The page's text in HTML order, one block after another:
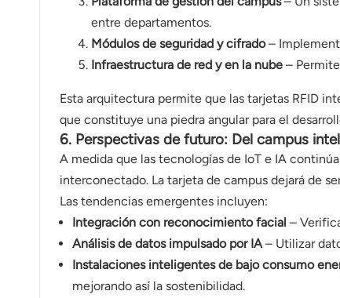
entre departamentos.
Módulos de seguridad y cifrado–
Infraestructura de red y en la nube– Permite
Esta arquitectura permite que las tarjetas RFID
que constituye una piedra angular para el
6. Perspectivas de futuro: Del campus
A medida que las tecnologías de IoT e IA
interconectado. La tarjeta de campus dejará de
Las tendencias emergentes incluyen:
Integración con reconocimiento facial –
Análisis de datos impulsado por IA– Utilizar
Instalaciones inteligentes de bajo consumo
mejorando así la sostenibilidad.